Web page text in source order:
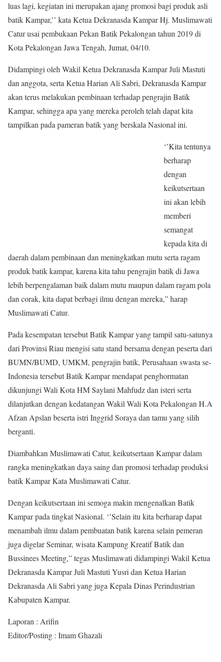
luas lagi, kegiatan ini merupakan ajang promosi bagi produk asli
batik Kampar,’’ kata Ketua Dekranasda Kampar Hj. Muslimawati
Catur usai pembukaan Pekan Batik Pekalongan tahun 2019 di
Kota Pekalongan Jawa Tengah, Jumat, 04/10.
Didampingi oleh Wakil Ketua Dekranasda Kampar Juli Mastuti
dan anggota, serta Ketua Harian Ali Sabri, Dekranasda Kampar
akan terus melakukan pembinaan terhadap pengrajin Batik
Kampar, sehingga apa yang mereka peroleh telah dapat kita
tampilkan pada pameran batik yang berskala Nasional ini.
‘’Kita tentunya
berharap
dengan
keikutsertaan
ini akan lebih
memberi
semangat
kepada kita di
daerah dalam pembinaan dan meningkatkan mutu serta ragam
produk batik kampar, karena kita tahu pengrajin batik di Jawa
lebih berpengalaman baik dalam mutu maupun dalam ragam pola
dan corak, kita dapat berbagi ilmu dengan mereka,” harap
Muslimawati Catur.
Pada kesempatan tersebut Batik Kampar yang tampil satu-satunya
dari Provinsi Riau mengisi satu stand bersama dengan peserta dari
BUMN/BUMD, UMKM, pengrajin batik, Perusahaan swasta se-
Indonesia tersebut Batik Kampar mendapat penghormatan
dikunjungi Wali Kota HM Saylani Mahfudz dan isteri serta
dilanjutkan dengan kedatangan Wakil Wali Kota Pekalongan H.A
Afzan Apslan beserta istri Inggrid Soraya dan tamu yang silih
berganti.
Diambahkan Muslimawati Catur, keikutsertaan Kampar dalam
rangka meningkatkan daya saing dan promosi terhadap produksi
batik Kampar Kata Muslimawati Catur.
Dengan keikutsertaan ini semoga makin mengenalkan Batik
Kampar pada tingkat Nasional. ‘’Selain itu kita berharap dapat
menambah ilmu dalam pembuatan batik karena selain pemeran
juga digelar Seminar, wisata Kampung Kreatif Batik dan
Bussinees Meeting,” tegas Muslimawati didampingi Wakil Ketua
Dekranasda Kampar Juli Mastuti Yusri dan Ketua Harian
Dekranasda Ali Sabri yang juga Kepala Dinas Perindustrian
Kabupaten Kampar.
Laporan : Arifin
Editor/Posting : Imam Ghazali